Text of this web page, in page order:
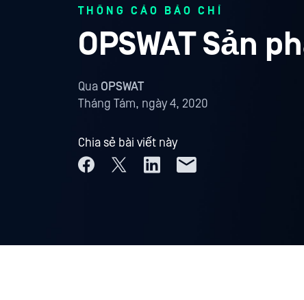
THÔNG CÁO BÁO CHÍ
OPSWAT Sản
Qua OPSWAT
Tháng Tám, ngày 4, 2020
Chia sẻ bài viết này